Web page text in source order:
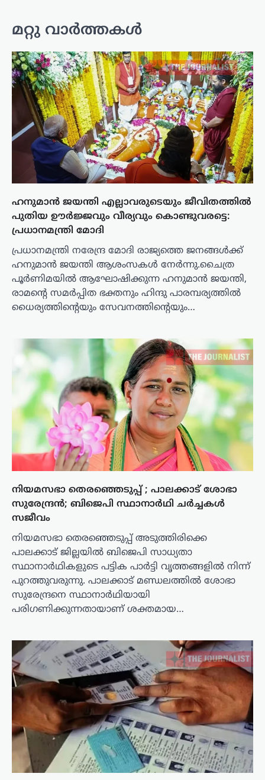
മറ്റു വാർത്തകൾ
ഹനുമാൻ ജയന്തി എല്ലാവരുടെയും ജീവിതത്തിൽ
പുതിയ ഊർജ്ജവും വീര്യവും കൊണ്ടുവരട്ടെ:
പ്രധാനമന്ത്രി മോദി
പ്രധാനമന്ത്രി നരേന്ദ്ര മോദി രാജ്യത്തെ ജനങ്ങൾക്ക്
ഹനുമാൻ ജയന്തി ആശംസകൾ നേർന്നു.ചൈത്ര
പൂർണിമയിൽ ആഘോഷിക്കുന്ന ഹനുമാൻ ജയന്തി,
രാമന്റെ സമർപ്പിത ഭക്തനും ഹിന്ദു പാരമ്പര്യത്തിൽ
ധൈര്യത്തിന്റെയും സേവനത്തിന്റെയും…
നിയമസഭാ തെരഞ്ഞെടുപ്പ് ; പാലക്കാട് ശോഭാ
സുരേന്ദ്രൻ; ബിജെപി സ്ഥാനാർഥി ചർച്ചകൾ
സജീവം
നിയമസഭാ തെരഞ്ഞെടുപ്പ് അടുത്തിരിക്കെ
പാലക്കാട് ജില്ലയിൽ ബിജെപി സാധ്യതാ
സ്ഥാനാർഥികളുടെ പട്ടിക പാർട്ടി വൃത്തങ്ങളിൽ നിന്ന്
പുറത്തുവരുന്നു. പാലക്കാട് മണ്ഡലത്തിൽ ശോഭാ
സുരേന്ദ്രനെ സ്ഥാനാർഥിയായി
പരിഗണിക്കുന്നതായാണ് ശക്തമായ…